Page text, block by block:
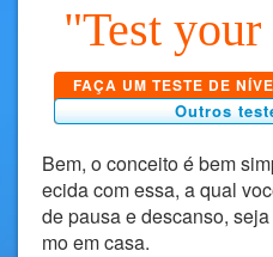
"Test
FAÇA UM TESTE DE
Outros
Bem, o conceito é bem
ecida com essa, a qual
de pausa e descanso,
mo em casa.